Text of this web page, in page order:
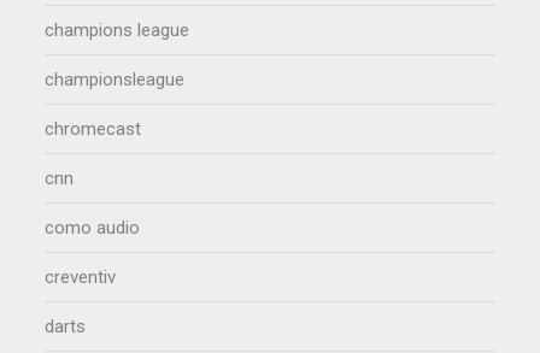
champions league
championsleague
chromecast
cnn
como audio
creventiv
darts